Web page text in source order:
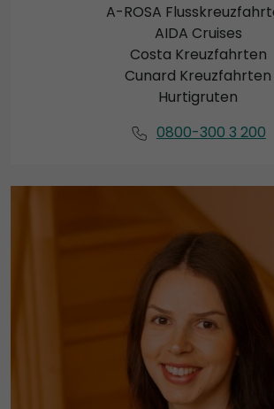
A-ROSA
AIDA Cruises
Costa Kreuzfahrten
Cunard Kreuzfahrten
Hurtigruten
0800-300 3 200